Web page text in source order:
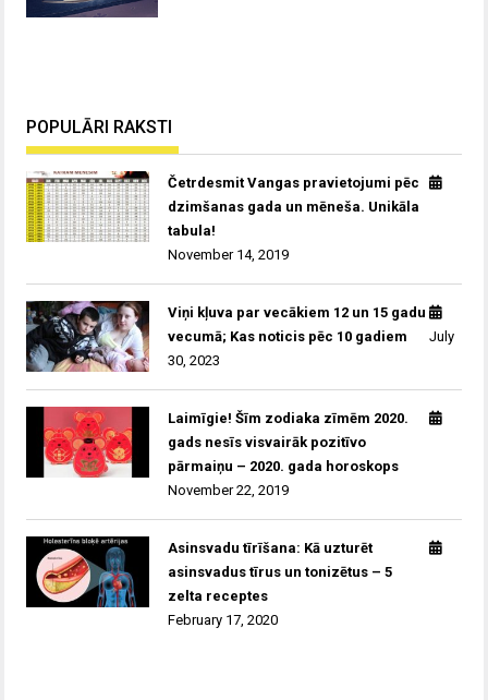
POPULĀRI RAKSTI
Četrdesmit Vangas pravietojumi pēc
dzimšanas gada un mēneša. Unikāla
tabula!
November 14, 2019
Viņi kļuva par vecākiem 12 un 15 gadu
vecumā; Kas noticis pēc 10 gadiem
July
30, 2023
Laimīgie! Šīm zodiaka zīmēm 2020.
gads nesīs visvairāk pozitīvo
pārmaiņu – 2020. gada horoskops
November 22, 2019
Asinsvadu tīrīšana: Kā uzturēt
asinsvadus tīrus un tonizētus – 5
zelta receptes
February 17, 2020